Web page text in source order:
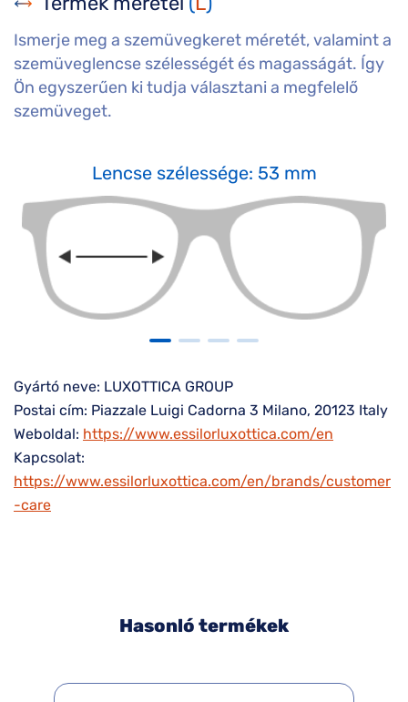
Ismerje meg a szemüvegkeret méretét, valamint a
szemüveglencse szélességét és magasságát. Így
Ön egyszerűen ki tudja választani a megfelelő
szemüveget.
Lencse szélessége: 53 mm
Gyártó neve: LUXOTTICA GROUP
Postai cím: Piazzale Luigi Cadorna 3 Milano, 20123 Italy
Weboldal: https://www.essilorluxottica.com/en
Kapcsolat:
https://www.essilorluxottica.com/en/brands/customer
-care
Hasonló termékek